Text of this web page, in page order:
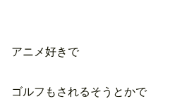
アニメ好きで
ゴルフもされるそうとかで